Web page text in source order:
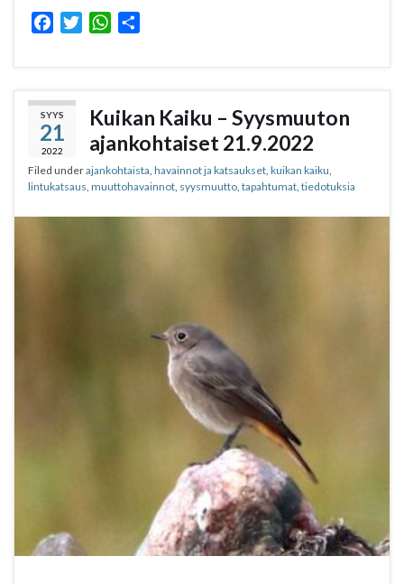
c
e
b
o
o
k
i
t
W
a
t
s
A
p
p
a
r
SYYS
21
2022
Kuikan Kaiku – Syysmuuton
ajankohtaiset 21.9.2022
Filed underajankohtaista, havainnot ja katsaukset, kuikan kaiku,
lintukatsaus, muuttohavainnot, syysmuutto, tapahtumat, tiedotuksia